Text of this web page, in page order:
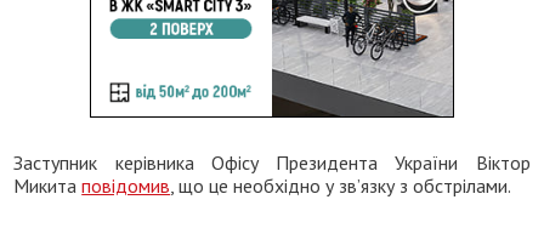
Заступник керівника Офісу Президента України Віктор
Микитаповідомив , що це необхідно у зв’язку з обстрілами.